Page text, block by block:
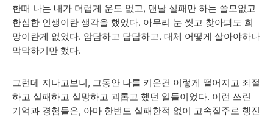
한때 나는 내가 더럽게 운도 없고, 맨날 실패만 하는 쓸모없고
한심한 인생이란 생각을 했었다. 아무리 눈 씻고 찾아봐도 희
망이란게 없었다. 암담하고 답답하고. 대체 어떻게 살아야하나
막막하기만 했다.
그런데 지나고보니, 그동안 나를 키운건 이렇게 떨어지고 좌절
하고 실패하고 실망하고 괴롭고 했던 일들이었다. 이런 쓰린
기억과 경험들은, 아마 한번도 실패한적 없이 고속질주로 행진